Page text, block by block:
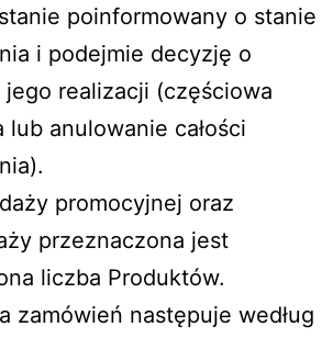
poinformowany o stanie
i podejmie decyzję o
jego realizacji (częściowa
lub anulowanie całości
promocyjnej oraz
przeznaczona jest
liczba Produktów.
zamówień następuje według